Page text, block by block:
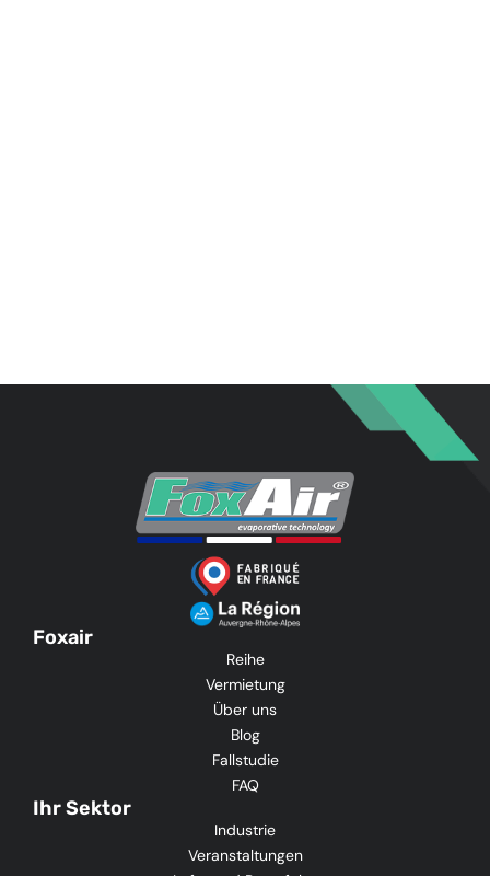
Foxair
Reihe
Vermietung
Über uns
Blog
Fallstudie
FAQ
Ihr Sektor
Industrie
Veranstaltungen